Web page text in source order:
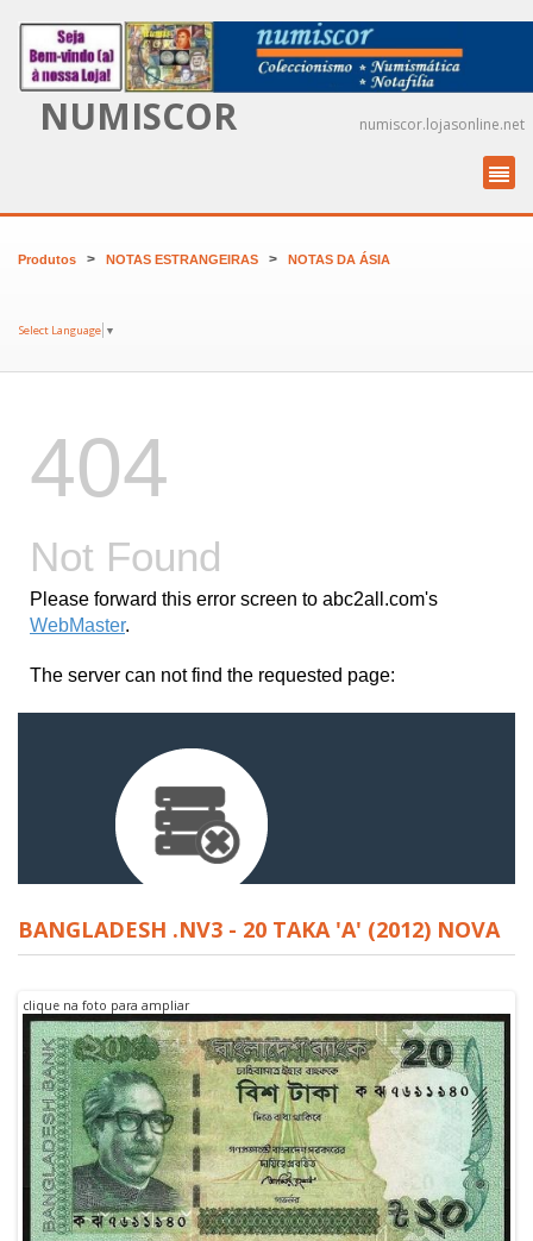
NUMISCOR numiscor.lojasonline.net
Produtos > NOTAS ESTRANGEIRAS > NOTAS DA ÁSIA
Select Language ▼
BANGLADESH .NV3 - 20 TAKA 'A' (2012) NOVA
clique na foto para ampliar